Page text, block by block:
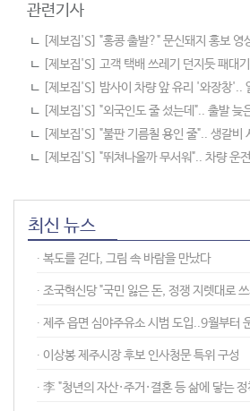
관련기사
ㄴ
[제보집'S] "홍콩 출발?" 문신돼지 홍보 영
ㄴ
[제보집'S] 고객 택배 쓰레기 던지듯 패대기..
ㄴ
[제보집'S] 밤사이 차량 앞 유리 '와장창'..
ㄴ
[제보집'S] "외국인도 줄 섰는데".. 출발 늦은 버
ㄴ
[제보집'S] "불판 기름칠 용인 줄".. 생갈비 시
ㄴ
[제보집'S] "뛰쳐나올까 무서워".. 차량 운전석
최신 뉴스
∙︎ 복도를 걷다, 그림 속 바람을 만났다
∙︎ 조국혁신당 "국민 잃은 돈, 정쟁 지렛대로
∙︎ 제주 읍면 심야주유소 시범 도입..9월부터
∙︎ 이상봉 제주시장 후보 인사청문 특위 구성